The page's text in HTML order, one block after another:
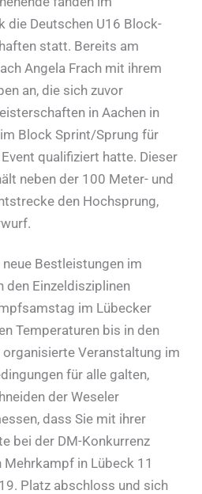
die Deutschen U16 Block-
statt. Bereits am
Angela Frach mit ihrem
an, die sich zuvor
in Aachen in
Block Sprint/Sprung für
qualifiziert hatte. Dieser
neben der 100 Meter- und
den Hochsprung,
Bestleistungen im
den Einzeldisziplinen
im Lübecker
Temperaturen bis in den
Veranstaltung im
für alle galten,
der Weseler
dass Sie mit ihrer
bei der DM-Konkurrenz
in Lübeck 11
Platz abschloss und sich